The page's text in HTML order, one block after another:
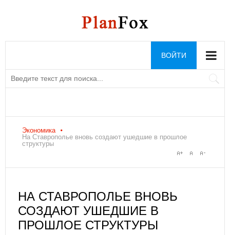
ВОЙТИ
Экономика
На Ставрополье вновь создают ушедшие в прошлое
структуры
НА СТАВРОПОЛЬЕ ВНОВЬ
СОЗДАЮТ УШЕДШИЕ В
ПРОШЛОЕ СТРУКТУРЫ